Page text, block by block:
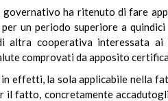
ha ritenuto di fare
un periodo superiore a
cooperativa interessata ai
comprovati da apposito
effetti, la sola applicabile nella
il fatto, concretamente